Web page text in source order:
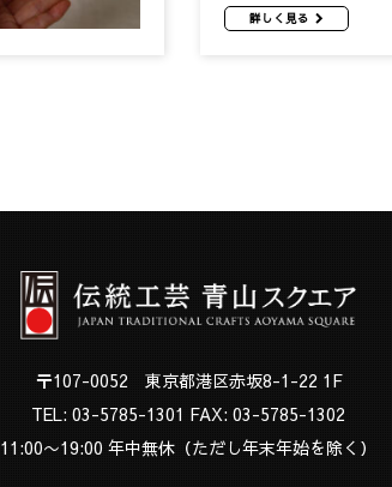
詳しく見る
〒107-0052 東京都港区赤坂8-1-22 1F
TEL: 03-5785-1301 FAX: 03-5785-1302
11:00〜19:00 年中無休（ただし年末年始を除く）